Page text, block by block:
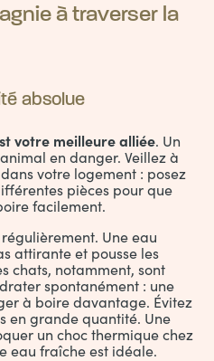
à traverser la
absolue
votre meilleure alliée. Un
en danger. Veillez à
votre logement : posez
pièces pour que
facilement.
Une eau
attirante et pousse les
chats, notamment, sont
spontanément : une
à boire davantage. Évitez
en grande quantité. Une
un choc thermique chez
eau fraîche est idéale.